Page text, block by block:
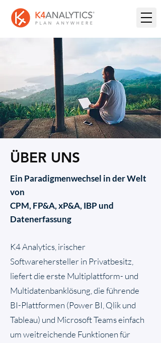
ÜBER UNS
Ein Paradigmenwechsel in der Welt
von
CPM, FP&A, xP&A, IBP und
Datenerfassung
K4 Analytics, irischer
Softwarehersteller in Privatbesitz,
liefert die erste Multiplattform- und
Multidatenbanklösung, die führende
BI-Plattformen (Power BI, Qlik und
Tableau) und Microsoft Teams einfach
um weitreichende Funktionen für